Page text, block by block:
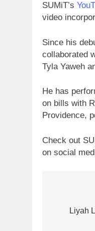
SUMiT’s
video
Since his
collaborated
Tyla Yaweh
He has
on bills with
Providence,
Check out
on social
Liyah